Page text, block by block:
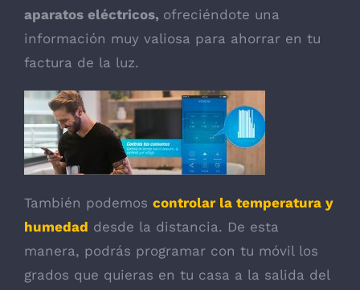
aparatos eléctricos, ofreciéndote una
información muy valiosa para ahorrar en tu
factura de la luz.
También podemos controlar la temperatura y
humedad desde la distancia. De esta
manera, podrás programar con tu móvil los
grados que quieras en tu casa a la salida del